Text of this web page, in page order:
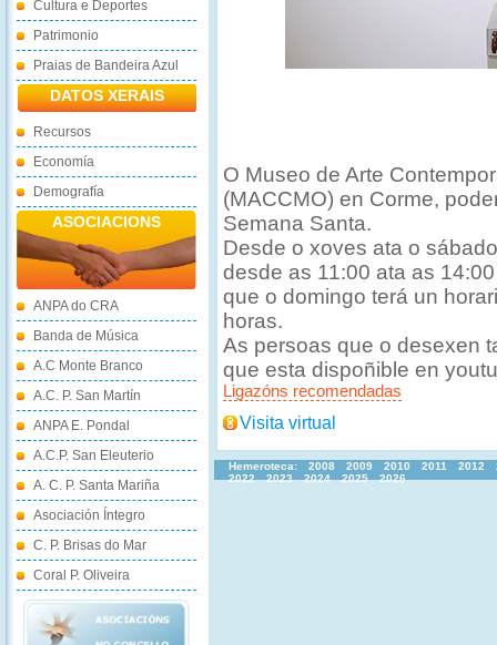
Cultura e Deportes
Patrimonio
Praias de Bandeira Azul
DATOS XERAIS
Recursos
Economía
Demografía
ASOCIACIONS
ANPA do CRA
Banda de Música
A.C Monte Branco
A.C. P. San Martín
ANPA E. Pondal
A.C.P. San Eleuterio
A. C. P. Santa Mariña
Asociación Íntegro
C. P. Brisas do Mar
Coral P. Oliveira
O Museo de Arte
(MACCMO) en Corme,
Semana Santa.
Desde o xoves ata o
desde as 11:00 ata as
que o domingo terá un
horas.
As persoas que o desexen
que esta dispoñible en
Ligazóns recomendadas
Visita virtual
Hemeroteca: 2008 2009 2010 2011 2012
2022
2023 2024 2025 2026